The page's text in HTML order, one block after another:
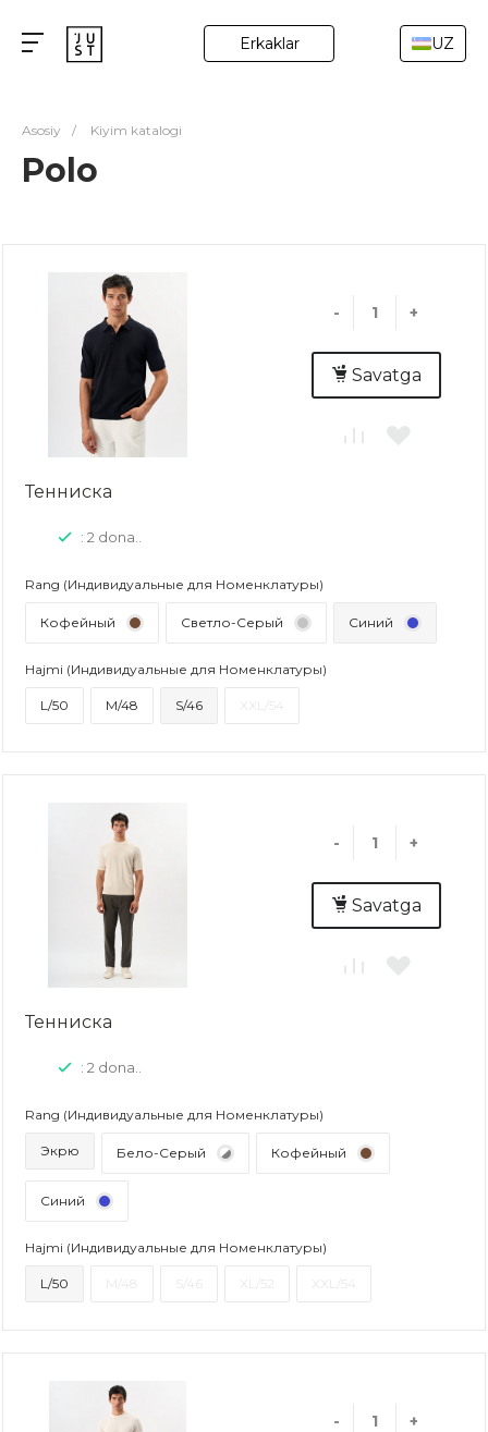
Erkaklar UZ
Asosiy / Kiyim katalogi
Polo
- +
Savatga
Тенниска
: 2 dona..
Rang (Индивидуальные для Номенклатуры)
Кофейный Светло-Серый Синий
Hajmi (Индивидуальные для Номенклатуры)
L/50 M/48 S/46
- +
Savatga
Тенниска
: 2 dona..
Rang (Индивидуальные для Номенклатуры)
Экрю Бело-Серый Кофейный
Синий
Hajmi (Индивидуальные для Номенклатуры)
L/50
- +